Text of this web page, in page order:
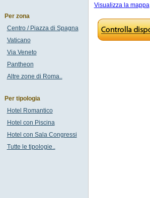
Visualizza la mappa
Per zona
Centro / Piazza di Spagna
Vaticano
Via Veneto
Pantheon
Altre zone di Roma..
Per tipologia
Hotel Romantico
Hotel con Piscina
Hotel con Sala Congressi
Tutte le tipologie..